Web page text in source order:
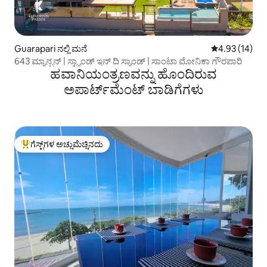
Guarapari ನಲ್ಲಿ ಮನೆ 5 ರಲ್ಲಿ 4.93
4.93 (14)
643 ಮ್ಯಾನ್ಷನ್ | ಸ್ಟ್ಯಾಂಡ್ ಇನ್ ದಿ ಸ್ಯಾಂಡ್ | ಸಾಂಟಾ ಮೋನಿಕಾ ಗೌರಪಾರಿ
ಹವಾನಿಯಂತ್ರಣವನ್ನು ಹೊಂದಿರುವ
ಅಪಾರ್ಟ್‌ಮೆಂಟ್‌ ಬಾಡಿಗೆಗಳು
ಗೆಸ್ಟ್‌ಗಳಿಗೆ ಅತಿ ಹೆಚ್ಚು ಅಚ್ಚುಮೆಚ್ಚಿನದು
ಗೆಸ್ಟ್‌ಗಳ ಅಚ್ಚುಮೆಚ್ಚಿನದು